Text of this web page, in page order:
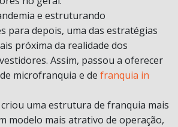
e estruturando
para depois, uma das estratégias
próxima da realidade dos
Assim, passou a oferecer
microfranquia e de franquia in
uma estrutura de franquia mais
modelo mais atrativo de operação,